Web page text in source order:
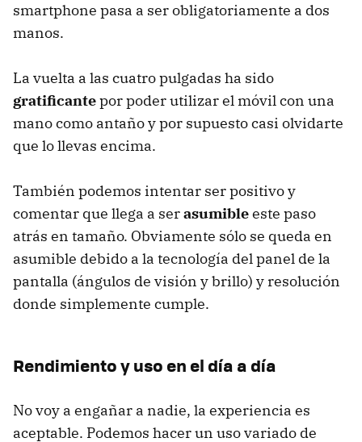
smartphone pasa a ser obligatoriamente a dos
manos.
La vuelta a las cuatro pulgadas ha sido
gratificantepor poder utilizar el móvil con una
mano como antaño y por supuesto casi olvidarte
que lo llevas encima.
También podemos intentar ser positivo y
comentar que llega a serasumibleeste paso
atrás en tamaño. Obviamente sólo se queda en
asumible debido a la tecnología del panel de la
pantalla (ángulos de visión y brillo) y resolución
donde simplemente cumple.
Rendimiento y uso en el día a día
No voy a engañar a nadie, la experiencia es
aceptable. Podemos hacer un uso variado de